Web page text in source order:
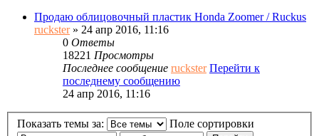
Продаю облицовочный пластик Honda Zoomer / Ruckus
ruckster» 24 апр 2016, 11:16
0 Ответы
18221 Просмотры
Последнее сообщение ruckster Перейти к
последнему сообщению
24 апр 2016, 11:16
Показать темы за: Поле сортировки